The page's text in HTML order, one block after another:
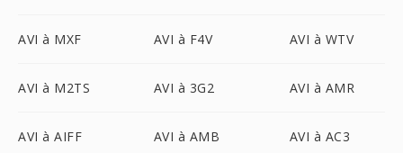
AVI à MXF AVI à F4V AVI à WTV
AVI à M2TS AVI à 3G2 AVI à AMR
AVI à AIFF AVI à AMB AVI à AC3